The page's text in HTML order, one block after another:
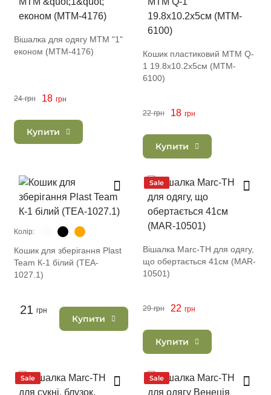
Вішалка для одягу MTM "1"
економ (MTM-4176)
24 грн 18 грн
Купити
Кошик пластиковий MTM Q-
1 19.8х10.2х5см (MTM-
6100)
22 грн 18 грн
Купити
Колір:
Кошик для зберігання Plast
Team К-1 білий (TEA-
1027.1)
21 грн
Купити
Sale
Вішалка Marc-TH для одягу,
що обертається 41см (MAR-
10501)
29 грн 22 грн
Купити
Sale Sale